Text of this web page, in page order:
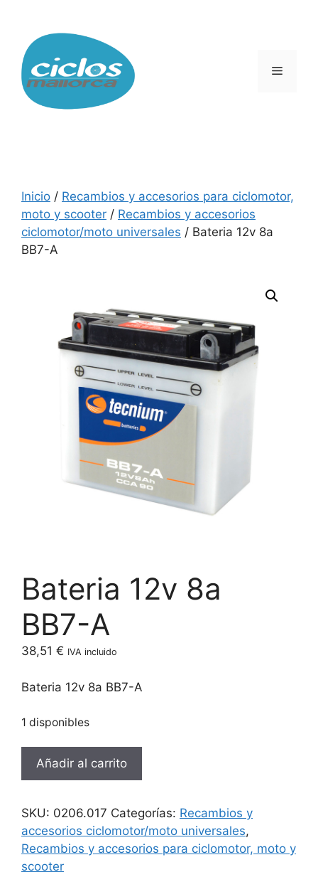
contenido
Menú
Inicio / Recambios y accesorios para ciclomotor,
moto y scooter / Recambios y accesorios
ciclomotor/moto universales / Bateria 12v 8a
BB7-A
Bateria 12v 8a
BB7-A
38,51 € IVA incluido
Bateria 12v 8a BB7-A
1 disponibles
Bateria
BB7-
A
cantidad
Añadir al carrito
SKU: 0206.017 Categorías: Recambios y
accesorios ciclomotor/moto universales,
Recambios y accesorios para ciclomotor, moto y
scooter